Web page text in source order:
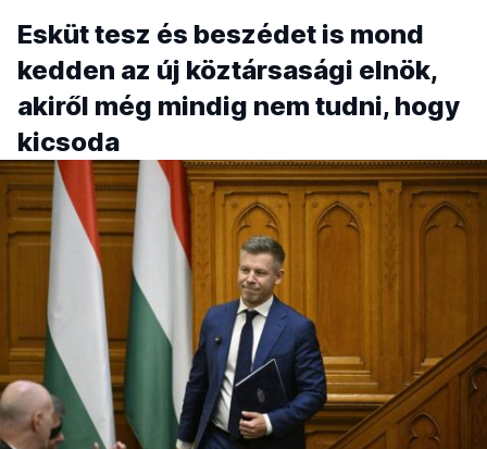
Esküt tesz és beszédet is mond
kedden az új köztársasági elnök,
akiről még mindig nem tudni, hogy
kicsoda